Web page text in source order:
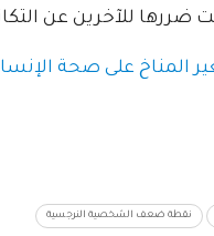
ضررها للآخرين عن
المناخ على صحة
نقطة ضعف الشخصية النرجسية